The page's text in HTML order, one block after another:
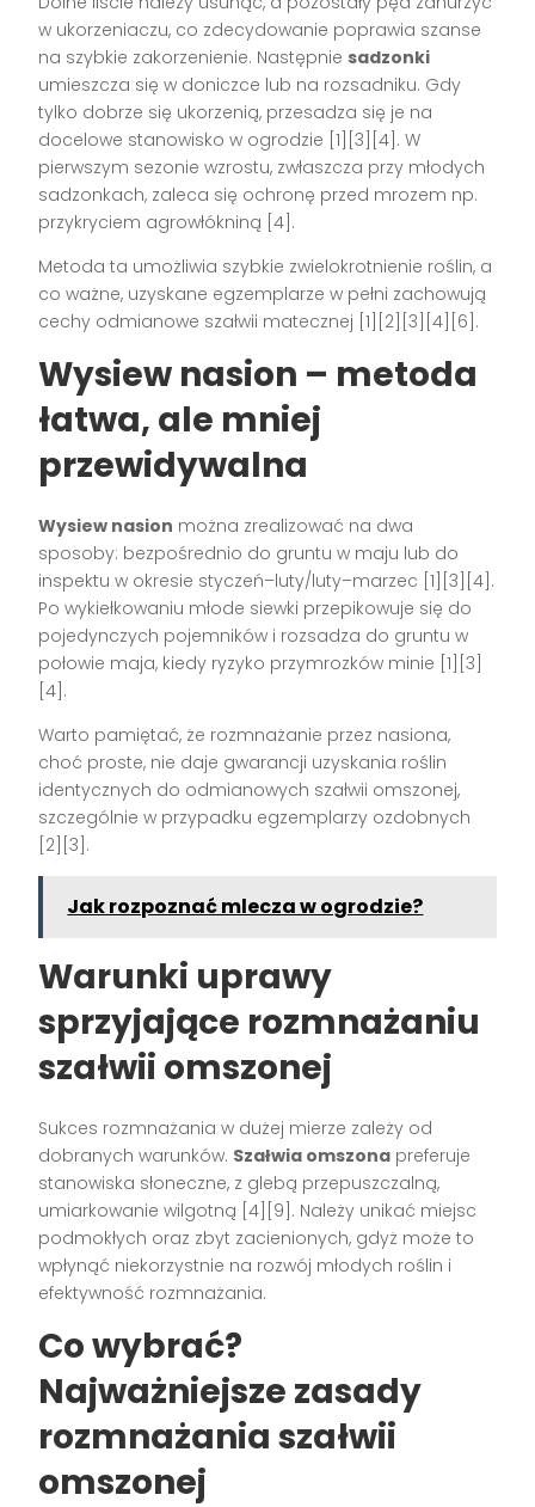
w ukorzeniaczu, co zdecydowanie poprawia szanse
na szybkie zakorzenienie. Następnie sadzonki
umieszcza się w doniczce lub na rozsadniku. Gdy
tylko dobrze się ukorzenią, przesadza się je na
docelowe stanowisko w ogrodzie [1][3][4] . W
pierwszym sezonie wzrostu, zwłaszcza przy młodych
sadzonkach, zaleca się ochronę przed mrozem np.
przykryciem agrowłókniną [4] .
Metoda ta umożliwia szybkie zwielokrotnienie roślin, a
co ważne, uzyskane egzemplarze w pełni zachowują
cechy odmianowe szałwii matecznej [1][2][3][4][6] .
Wysiew nasion – metoda
łatwa, ale mniej
przewidywalna
Wysiew nasion można zrealizować na dwa
sposoby: bezpośrednio do gruntu w maju lub do
inspektu w okresie styczeń–luty/luty–marzec [1][3][4] .
Po wykiełkowaniu młode siewki przepikowuje się do
pojedynczych pojemników i rozsadza do gruntu w
połowie maja, kiedy ryzyko przymrozków minie [1][3]
[4] .
Warto pamiętać, że rozmnażanie przez nasiona,
choć proste, nie daje gwarancji uzyskania roślin
identycznych do odmianowych szałwii omszonej,
szczególnie w przypadku egzemplarzy ozdobnych
[2][3] .
Jak rozpoznać mlecza w ogrodzie?
Warunki uprawy
sprzyjające rozmnażaniu
szałwii omszonej
Sukces rozmnażania w dużej mierze zależy od
dobranych warunków. Szałwia omszona preferuje
stanowiska słoneczne, z glebą przepuszczalną,
umiarkowanie wilgotną [4][9] . Należy unikać miejsc
podmokłych oraz zbyt zacienionych, gdyż może to
wpłynąć niekorzystnie na rozwój młodych roślin i
efektywność rozmnażania.
Co wybrać?
Najważniejsze zasady
rozmnażania szałwii
omszonej